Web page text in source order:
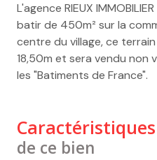
L'agence RIEUX
batir de 450m² sur la
centre du village, ce
18,50m et sera vendu non
les "Batiments de France".
Caractéristiques
de ce bien